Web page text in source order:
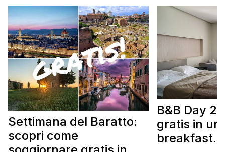
Settimana del Baratto:
scopri come
B&B Day
gratis in un
breakfast.